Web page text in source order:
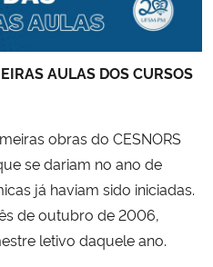
AULAS DOS CURSOS
obras do CESNORS
se dariam no ano de
já haviam sido iniciadas.
de outubro de 2006,
letivo daquele ano.